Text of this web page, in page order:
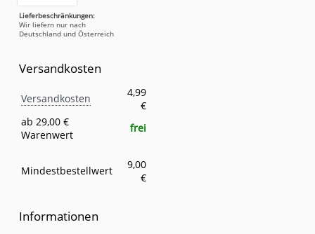
Lieferbeschränkungen:
Wir liefern nur nach
Deutschland und Österreich
Versandkosten
Eigenschaft
Versandkosten
4,99
€
ab 29,00 €
Warenwert
frei
Mindestbestellwert
9,00
€
Informationen